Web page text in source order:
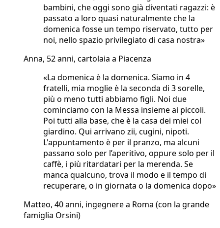
bambini, che oggi sono già diventati ragazzi: è
passato a loro quasi naturalmente che la
domenica fosse un tempo riservato, tutto per
noi, nello spazio privilegiato di casa nostra»
Anna, 52 anni, cartolaia a Piacenza
«La domenica è la domenica. Siamo in 4
fratelli, mia moglie è la seconda di 3 sorelle,
più o meno tutti abbiamo figli. Noi due
cominciamo con la Messa insieme ai piccoli.
Poi tutti alla base, che è la casa dei miei col
giardino. Qui arrivano zii, cugini, nipoti.
L'appuntamento è per il pranzo, ma alcuni
passano solo per l’aperitivo, oppure solo per il
caffè, i più ritardatari per la merenda. Se
manca qualcuno, trova il modo e il tempo di
recuperare, o in giornata o la domenica dopo»
Matteo, 40 anni, ingegnere a Roma (con la grande
famiglia Orsini)